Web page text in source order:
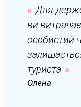
Для
ви
особистий
туриста
Олена